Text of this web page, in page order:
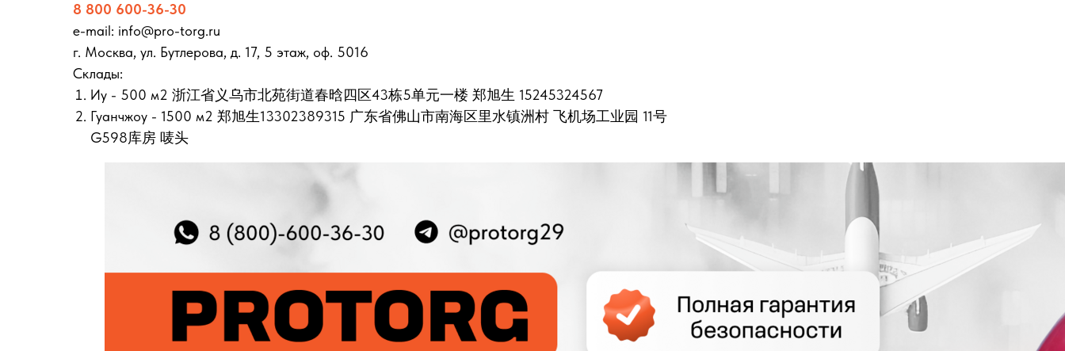
8 800 600-36-30
e-mail: info@pro-torg.ru
г. Москва, ул. Бутлерова, д. 17, 5 этаж, оф. 5016
Склады:
Иу - 500 м2 浙江省义乌市北苑街道春晗四区43栋5单元一楼 郑旭生 15245324567
Гуанчжоу - 1500 м2 郑旭生13302389315 广东省佛山市南海区里水镇洲村 飞机场工业园 11号
G598库房 唛头